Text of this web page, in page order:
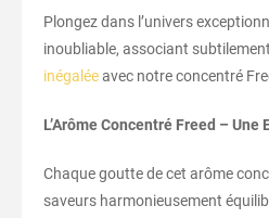
Plongez dans l’univers
inoubliable, associant
inégaléeavec notre concentré
L’Arôme Concentré Freed –
Chaque goutte de cet arôme
saveurs harmonieusement